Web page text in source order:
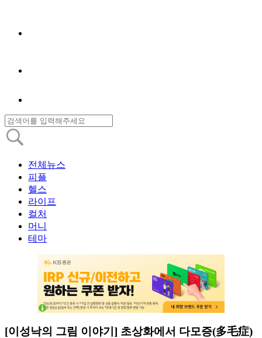
전체뉴스
피플
헬스
라이프
컬처
머니
테마
[이성낙의 그림 이야기] 초상화에서 다모증(多毛症)